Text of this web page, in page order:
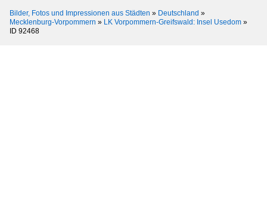
Bilder, Fotos und Impressionen aus Städten » Deutschland »
Mecklenburg-Vorpommern » LK Vorpommern-Greifswald: Insel Usedom »
ID 92468